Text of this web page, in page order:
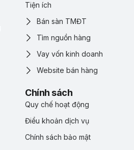
Tiện ích
Bán sàn TMĐT
Tìm nguồn hàng
Vay vốn kinh doanh
Website bán hàng
Chính sách
Quy chế hoạt động
Điểu khoản dịch vụ
Chính sách bảo mật